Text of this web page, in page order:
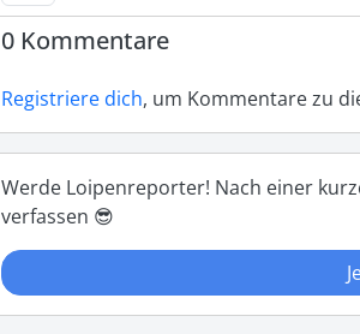
0 Kommentare
Registriere dich, um Kommentare zu
Werde Loipenreporter! Nach einer
verfassen 😎